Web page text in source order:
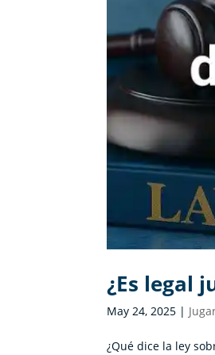
¿Es legal
May 24, 2025 |
¿Qué dice la ley